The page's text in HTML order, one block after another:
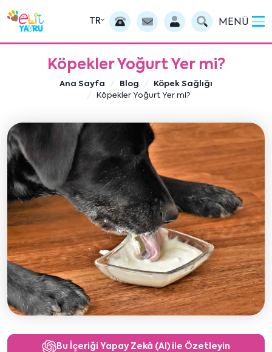
TR MENÜ
Köpekler Yoğurt Yer mi?
Ana Sayfa Blog
Köpek Sağlığı
Köpekler Yoğurt Yer mi?
Bu İçeriği Yapay Zekâ (AI) ile Özetleyin